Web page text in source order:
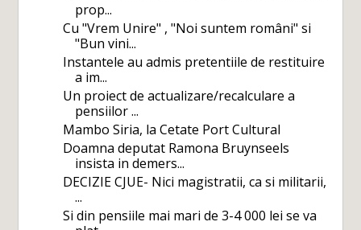
prop...
Cu "Vrem Unire" , "Noi suntem români" si
"Bun vini...
Instantele au admis pretentiile de restituire
a im...
Un proiect de actualizare/recalculare a
pensiilor ...
Mambo Siria, la Cetate Port Cultural
Doamna deputat Ramona Bruynseels
insista in demers...
DECIZIE CJUE- Nici magistratii, ca si militarii,
...
Si din pensiile mai mari de 3-4 000 lei se va